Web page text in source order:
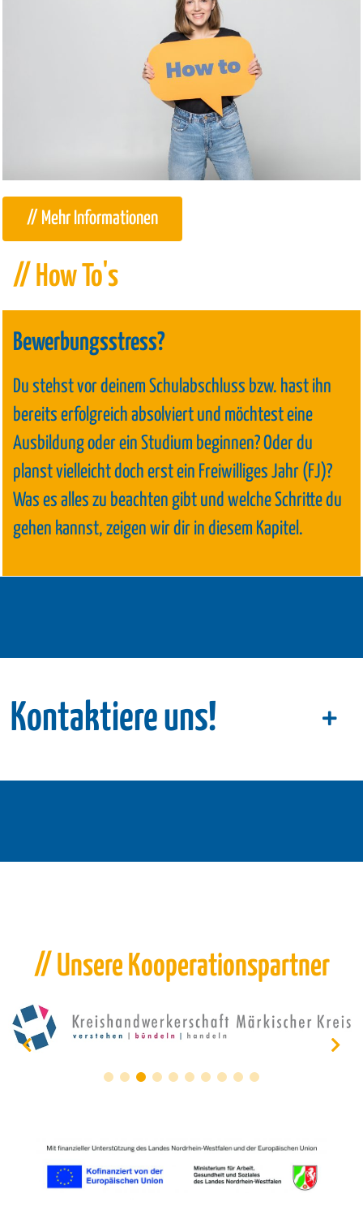
// Mehr Informationen
// How To's
Bewerbungsstress?
Du stehst vor deinem Schulabschluss bzw. hast ihn
bereits erfolgreich absolviert und möchtest eine
Ausbildung oder ein Studium beginnen? Oder du
planst vielleicht doch erst ein Freiwilliges Jahr (FJ)?
Was es alles zu beachten gibt und welche Schritte du
gehen kannst, zeigen wir dir in diesem Kapitel.
Kontaktiere uns!
// Unsere Kooperationspartner